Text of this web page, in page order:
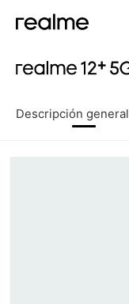
Descripción general